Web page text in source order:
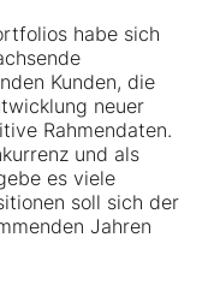
habe sich
Kunden, die
neuer
Rahmendaten.
und als
es viele
soll sich der
Jahren